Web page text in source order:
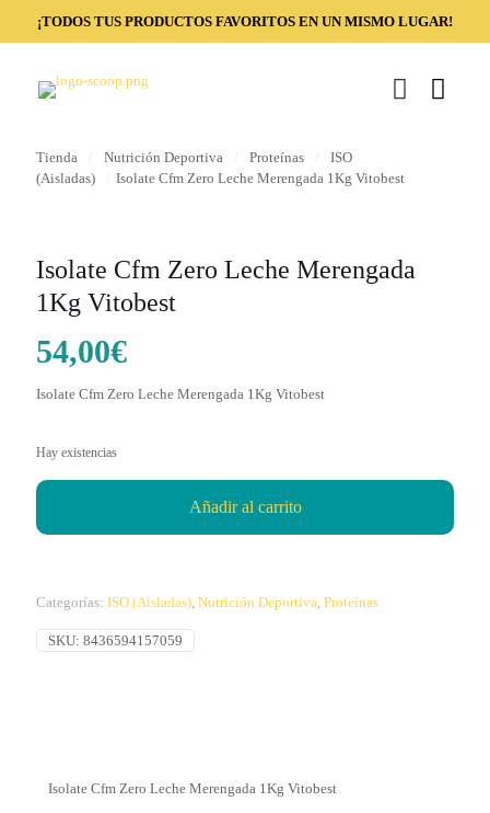
¡TODOS TUS PRODUCTOS FAVORITOS EN UN MISMO LUGAR!
Tienda Nutrición Deportiva Proteínas
ISO
(Aisladas)
Isolate Cfm Zero Leche Merengada 1Kg Vitobest
Isolate Cfm Zero Leche Merengada
1Kg Vitobest
54,00€
Isolate Cfm Zero Leche Merengada 1Kg Vitobest
Hay existencias
Añadir al carrito
Categorías: ISO (Aisladas), Nutrición Deportiva, Proteínas
SKU: 8436594157059
Isolate Cfm Zero Leche Merengada 1Kg Vitobest